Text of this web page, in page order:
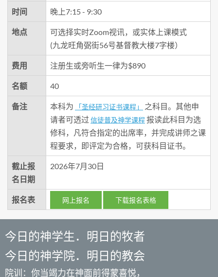
时间 晚上7:15 - 9:30
地点
可选择实时Zoom视讯，或实体上课模式
(九龙旺角弼街56号基督教大楼7字楼）
费用 注册生或旁听生一律为$890
名额 40
备注 本科为 「圣经研习证书课程」
之科目。其他申
请者可透过 信徒普及神学课程报读此科目为选
修科，凡符合指定的出席率，并完成讲师之课
程要求，即评定为合格，可获科目证书。
截止报
名日期
2026年7月30日
报名表 网上报名 下载报名表格
今日的神学生．明日的牧者
今日的神学院．明日的教会
院训：你当竭力在神面前得蒙喜悦，